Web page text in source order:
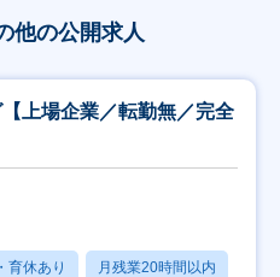
他の公開求人
上場企業／転勤無／完全
育休あり 月残業20時間以内